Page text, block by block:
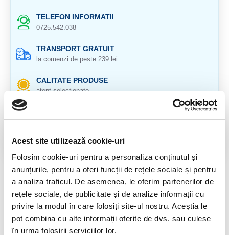
Acest site utilizează cookie-uri
Folosim cookie-uri pentru a personaliza conținutul și
anunțurile, pentru a oferi funcții de rețele sociale și pentru
a analiza traficul. De asemenea, le oferim partenerilor de
rețele sociale, de publicitate și de analize informații cu
privire la modul în care folosiți site-ul nostru. Aceștia le
pot combina cu alte informații oferite de dvs. sau culese
în urma folosirii serviciilor lor.
TELEFON INFORMATII
0725.542.038
TRANSPORT GRATUIT
la comenzi de peste 239 lei
CALITATE PRODUSE
atent selectionate
GARANTIE PRODUSE
pentru toate produsele
DESCRIERE PRODUS
Provenienta: India
Cristal natural 100%